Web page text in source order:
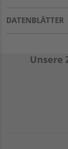
DATENBLÄTTER
Unsere